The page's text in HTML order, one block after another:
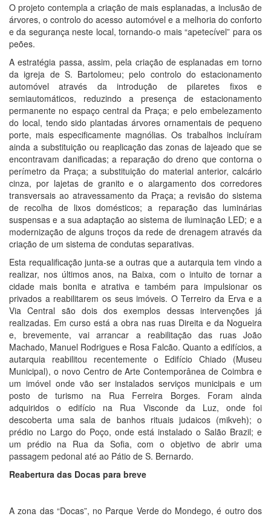
O projeto contempla a criação de mais esplanadas, a inclusão de
árvores, o controlo do acesso automóvel e a melhoria do conforto
e da segurança neste local, tornando-o mais “apetecível” para os
peões.
A estratégia passa, assim, pela criação de esplanadas em torno
da igreja de S. Bartolomeu; pelo controlo do estacionamento
automóvel através da introdução de pilaretes fixos e
semiautomáticos, reduzindo a presença de estacionamento
permanente no espaço central da Praça; e pelo embelezamento
do local, tendo sido plantadas árvores ornamentais de pequeno
porte, mais especificamente magnólias. Os trabalhos incluíram
ainda a substituição ou reaplicação das zonas de lajeado que se
encontravam danificadas; a reparação do dreno que contorna o
perímetro da Praça; a substituição do material anterior, calcário
cinza, por lajetas de granito e o alargamento dos corredores
transversais ao atravessamento da Praça; a revisão do sistema
de recolha de lixos domésticos; a reparação das luminárias
suspensas e a sua adaptação ao sistema de iluminação LED; e a
modernização de alguns troços da rede de drenagem através da
criação de um sistema de condutas separativas.
Esta requalificação junta-se a outras que a autarquia tem vindo a
realizar, nos últimos anos, na Baixa, com o intuito de tornar a
cidade mais bonita e atrativa e também para impulsionar os
privados a reabilitarem os seus imóveis. O Terreiro da Erva e a
Via Central são dois dos exemplos dessas intervenções já
realizadas. Em curso está a obra nas ruas Direita e da Nogueira
e, brevemente, vai arrancar a reabilitação das ruas João
Machado, Manuel Rodrigues e Rosa Falcão. Quanto a edifícios, a
autarquia reabilitou recentemente o Edifício Chiado (Museu
Municipal), o novo Centro de Arte Contemporânea de Coimbra e
um imóvel onde vão ser instalados serviços municipais e um
posto de turismo na Rua Ferreira Borges. Foram ainda
adquiridos o edifício na Rua Visconde da Luz, onde foi
descoberta uma sala de banhos rituais judaicos (mikveh); o
prédio no Largo do Poço, onde está instalado o Salão Brazil; e
um prédio na Rua da Sofia, com o objetivo de abrir uma
passagem pedonal até ao Pátio de S. Bernardo.
Reabertura das Docas para breve
A zona das “Docas”, no Parque Verde do Mondego, é outro dos